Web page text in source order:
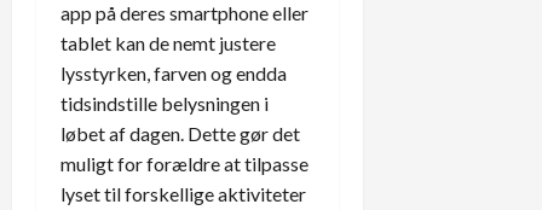
app på deres smartphone eller
tablet kan de nemt justere
lysstyrken, farven og endda
tidsindstille belysningen i
løbet af dagen. Dette gør det
muligt for forældre at tilpasse
lyset til forskellige aktiviteter